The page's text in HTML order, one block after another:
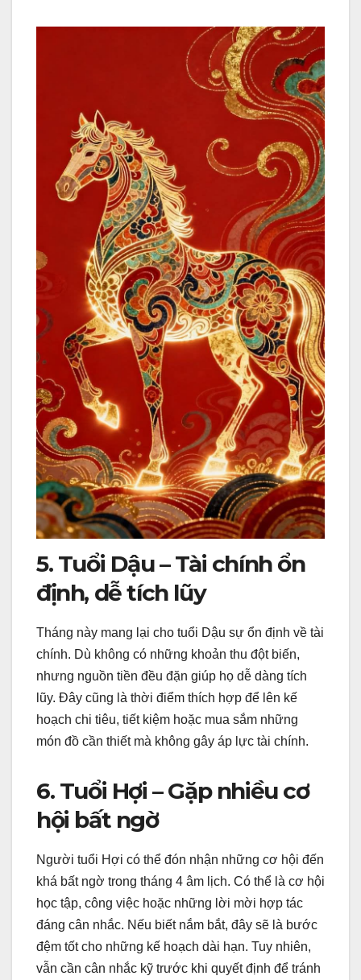
5. Tuổi Dậu – Tài chính ổn
định, dễ tích lũy
Tháng này mang lại cho tuổi Dậu sự ổn định về tài
chính. Dù không có những khoản thu đột biến,
nhưng nguồn tiền đều đặn giúp họ dễ dàng tích
lũy. Đây cũng là thời điểm thích hợp để lên kế
hoạch chi tiêu, tiết kiệm hoặc mua sắm những
món đồ cần thiết mà không gây áp lực tài chính.
6. Tuổi Hợi – Gặp nhiều cơ
hội bất ngờ
Người tuổi Hợi có thể đón nhận những cơ hội đến
khá bất ngờ trong tháng 4 âm lịch. Có thể là cơ hội
học tập, công việc hoặc những lời mời hợp tác
đáng cân nhắc. Nếu biết nắm bắt, đây sẽ là bước
đệm tốt cho những kế hoạch dài hạn. Tuy nhiên,
vẫn cần cân nhắc kỹ trước khi quyết định để tránh